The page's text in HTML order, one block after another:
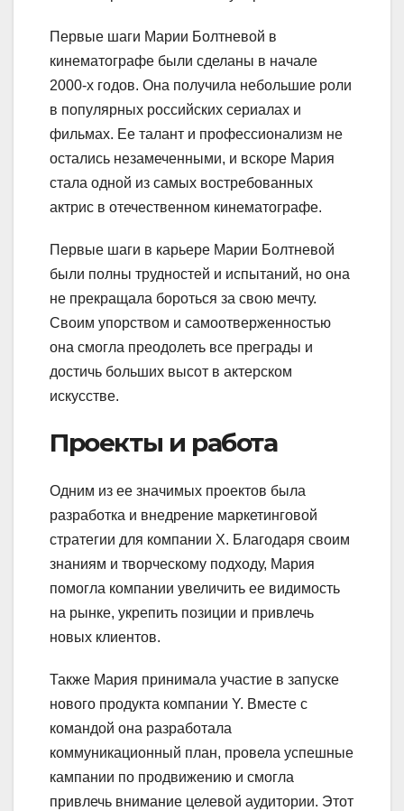
Первые шаги Марии Болтневой в
кинематографе были сделаны в начале
2000-х годов. Она получила небольшие роли
в популярных российских сериалах и
фильмах. Ее талант и профессионализм не
остались незамеченными, и вскоре Мария
стала одной из самых востребованных
актрис в отечественном кинематографе.
Первые шаги в карьере Марии Болтневой
были полны трудностей и испытаний, но она
не прекращала бороться за свою мечту.
Своим упорством и самоотверженностью
она смогла преодолеть все преграды и
достичь больших высот в актерском
искусстве.
Проекты и работа
Одним из ее значимых проектов была
разработка и внедрение маркетинговой
стратегии для компании X. Благодаря своим
знаниям и творческому подходу, Мария
помогла компании увеличить ее видимость
на рынке, укрепить позиции и привлечь
новых клиентов.
Также Мария принимала участие в запуске
нового продукта компании Y. Вместе с
командой она разработала
коммуникационный план, провела успешные
кампании по продвижению и смогла
привлечь внимание целевой аудитории. Этот